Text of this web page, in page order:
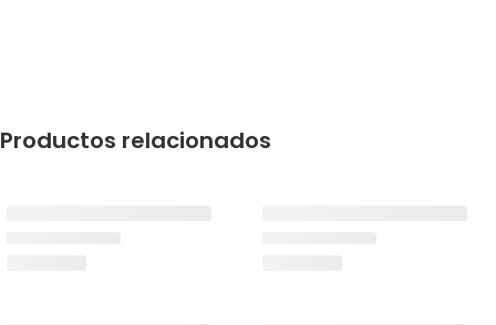
Productos relacionados